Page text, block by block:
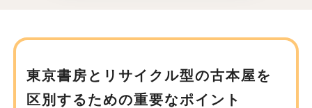
東京書房とリサイクル型の古本屋を
区別するための重要なポイント